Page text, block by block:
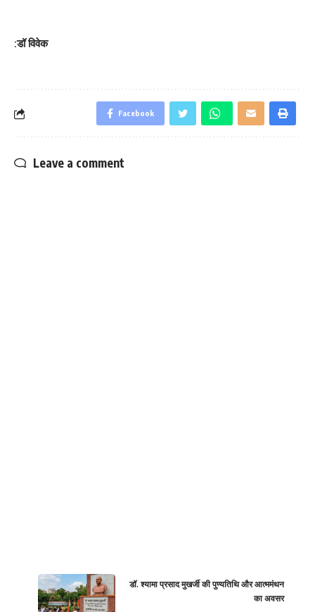
:डॉ विवेक
Facebook
Leave a comment
डॉ. श्यामा प्रसाद मुखर्जी की पुण्यतिथि और आत्ममंथन
का अवसर